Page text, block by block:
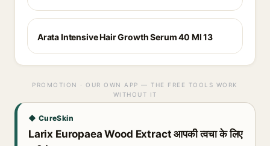
Arata Intensive Hair Growth Serum 40 Ml 13
PROMOTION · OUR OWN APP — THE FREE TOOLS WORK
WITHOUT IT
◆ CureSkin
Larix Europaea Wood Extract आपकी त्वचा के लिए